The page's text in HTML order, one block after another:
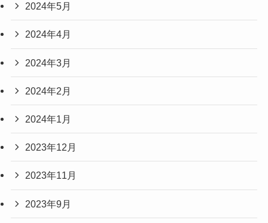
2024年5月
2024年4月
2024年3月
2024年2月
2024年1月
2023年12月
2023年11月
2023年9月